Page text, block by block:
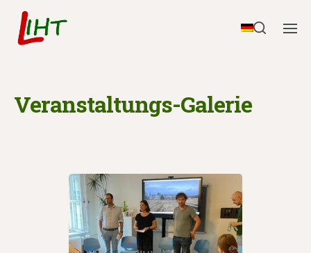
Veranstaltungs-Galerie